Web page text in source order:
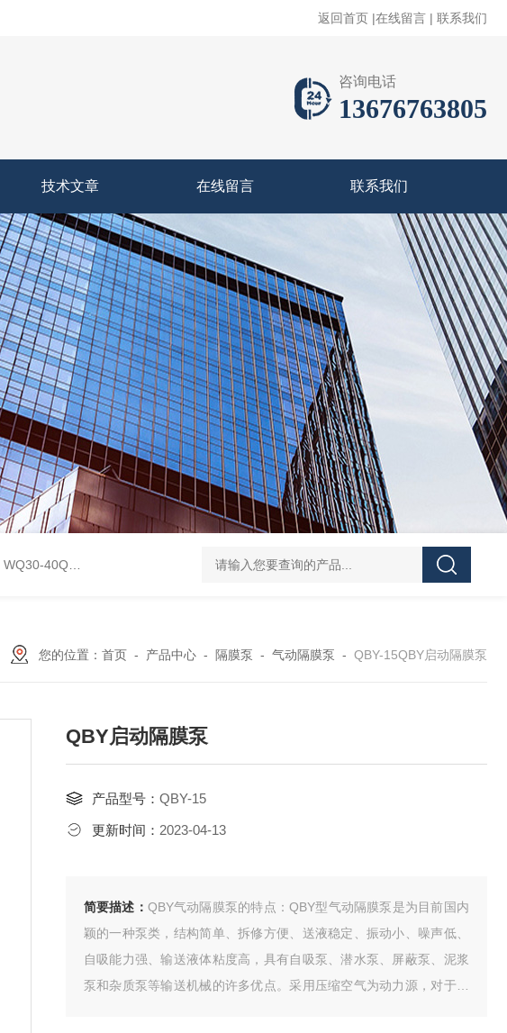
返回首页 |在线留言 | 联系我们
咨询电话
13676763805
技术文章 在线留言 联系我们
WQ30-40QG优质双绞刀切割式污水泵 CDLF不锈钢多级泵 CDLF不锈钢立式冲压泵
您的位置： 首页 - 产品中心 - 隔膜泵 - 气动隔膜泵 - QBY-15QBY启动隔膜泵
QBY启动隔膜泵
产品型号： QBY-15
更新时间： 2023-04-13
简要描述： QBY气动隔膜泵的特点：QBY型气动隔膜泵是为目前国内
颖的一种泵类，结构简单、拆修方便、送液稳定、振动小、噪声低、
自吸能力强、输送液体粘度高，具有自吸泵、潜水泵、屏蔽泵、泥浆
泵和杂质泵等输送机械的许多优点。采用压缩空气为动力源，对于各